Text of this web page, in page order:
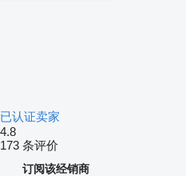
已认证卖家
4.8
173 条评价
订阅该经销商